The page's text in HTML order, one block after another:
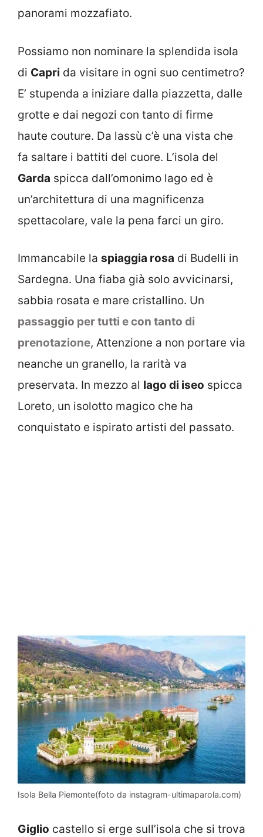
panorami mozzafiato.
Possiamo non nominare la splendida isola
di Capri da visitare in ogni suo centimetro?
E’ stupenda a iniziare dalla piazzetta, dalle
grotte e dai negozi con tanto di firme
haute couture. Da lassù c’è una vista che
fa saltare i battiti del cuore. L’isola del
Garda spicca dall’omonimo lago ed è
un’architettura di una magnificenza
spettacolare, vale la pena farci un giro.
Immancabile la spiaggia rosa di Budelli in
Sardegna. Una fiaba già solo avvicinarsi,
sabbia rosata e mare cristallino. Un
passaggio per tutti e con tanto di
prenotazione, Attenzione a non portare via
neanche un granello, la rarità va
preservata. In mezzo al lago di iseo spicca
Loreto, un isolotto magico che ha
conquistato e ispirato artisti del passato.
Isola Bella Piemonte(foto da instagram-ultimaparola.com)
Giglio castello si erge sull’isola che si trova